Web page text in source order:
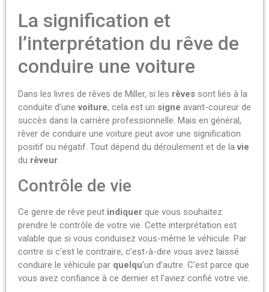
La signification et
l’interprétation du rêve de
conduire une voiture
Dans les livres de rêves de Miller, si les rêves sont liés à la
conduite d’unevoiture, cela est un signe avant-coureur de
succès dans la carrière professionnelle. Mais en général,
rêver de conduire une voiture peut avoir une signification
positif ou négatif. Tout dépend du déroulement et de lavie
du rêveur.
Contrôle de vie
Ce genre de rêve peut indiquer que vous souhaitez
prendre le contrôle de votre vie. Cette interprétation est
valable que si vous conduisez vous-même le véhicule. Par
contre si c’est le contraire, c’est-à-dire vous avez laissé
conduire le véhicule par quelqu‘un d’autre. C’est parce que
vous avez confiance à ce dernier et l’aviez confié votre vie.